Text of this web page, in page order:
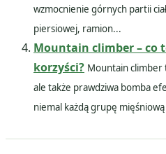
wzmocnienie górnych partii
piersiowej, ramion...
Mountain climber – co
korzyści? Mountain climber
ale także prawdziwa bomba
niemal każdą grupę